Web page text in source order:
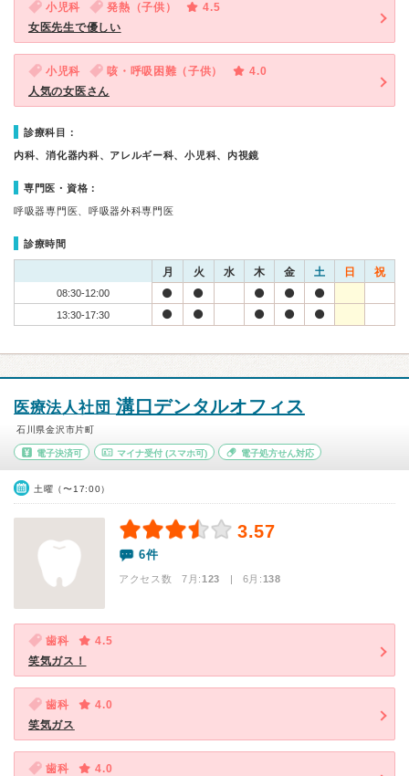
小児科 発熱（子供）
4.5
女医先生で優しい
小児科 咳・呼吸困難（子供）
4.0
人気の女医さん
診療科目：
内科、消化器内科、アレルギー科、小児科、内視鏡
専門医・資格：
呼吸器専門医、呼吸器外科専門医
診療時間
月 火 水 木 金 土 日 祝
08:30-12:00
13:30-17:30
医療法人社団 溝口デンタルオフィス
石川県金沢市片町
電子決済可 マイナ受付(スマホ可) 電子処方せん対応
土曜（〜17:00）
3.57
6件
アクセス数 7月:123 | 6月:138
歯科
4.5
笑気ガス！
歯科
4.0
笑気ガス
歯科
4.0